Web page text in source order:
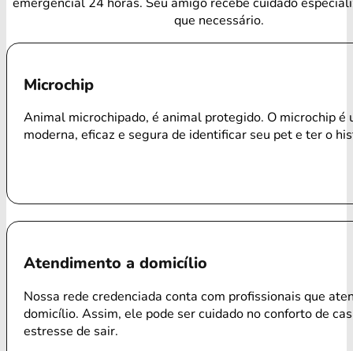
que necessário.
Microchip
Animal microchipado, é animal protegido. O microchip é
moderna, eficaz e segura de identificar seu pet e ter o
Atendimento a domicílio
Nossa rede credenciada conta com profissionais que
domicílio. Assim, ele pode ser cuidado no conforto de
estresse de sair.